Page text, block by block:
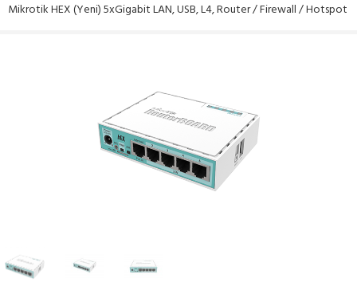
Mikrotik HEX (Yeni) 5xGigabit LAN, USB, L4, Router / Firewall / Hotspot